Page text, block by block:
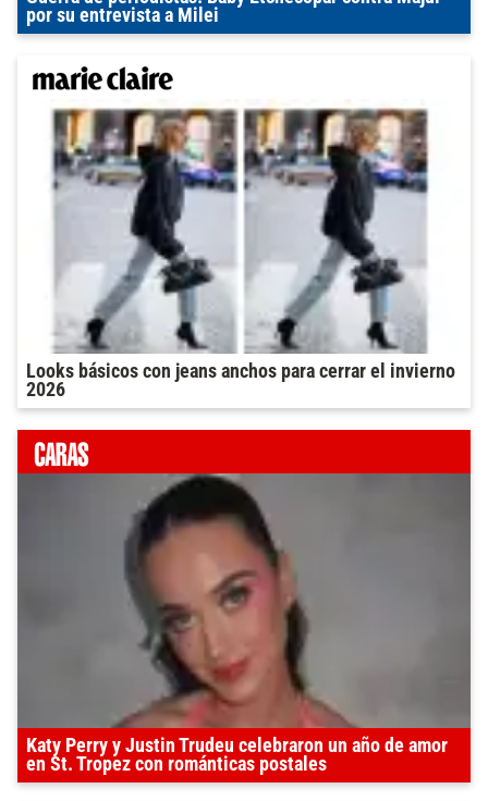
por su entrevista a Milei
Looks básicos con jeans anchos para cerrar el invierno
2026
Katy Perry y Justin Trudeu celebraron un año de amor
en St. Tropez con románticas postales